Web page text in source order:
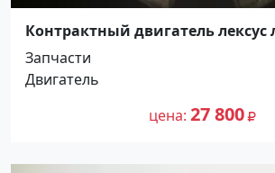
Контрактный двигатель лексус
Краснодар
Запчасти
Двигатель
цена 27 800